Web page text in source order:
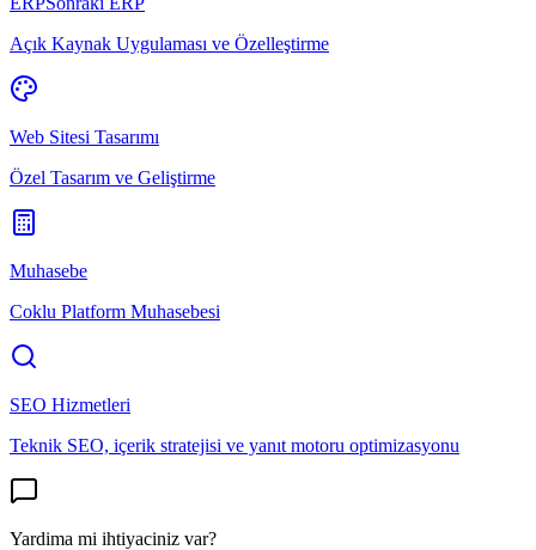
Açık Kaynak Uygulaması ve Özelleştirme
Web Sitesi Tasarımı
Özel Tasarım ve Geliştirme
Muhasebe
Coklu Platform Muhasebesi
SEO Hizmetleri
Teknik SEO, içerik stratejisi ve yanıt motoru optimizasyonu
Yardima mi ihtiyaciniz var?